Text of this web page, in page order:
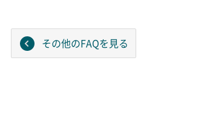
その他のFAQを見る